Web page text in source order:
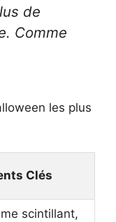
de
Comme
Clés
scintillant,